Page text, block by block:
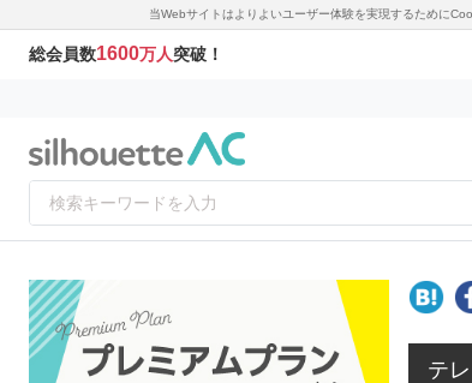
当Webサイトはよりよいユーザー体験を実現するために
総会員数1600万人突破！
テ